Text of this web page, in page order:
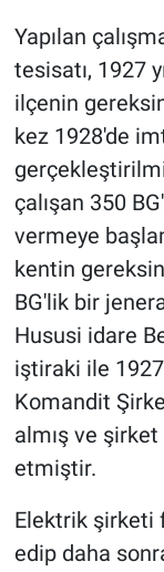
Yapılan
tesisatı, 1927
ilçenin
kez 1928'de
çalışan 350
vermeye
kentin
BG'lik bir
Hususi idare
iştiraki ile
Komandit
almış ve
etmiştir.
Elektrik şirketi
edip daha